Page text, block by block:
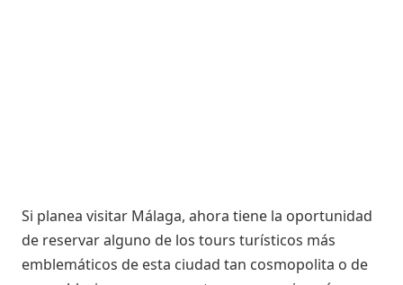
Si planea visitar Málaga, ahora tiene la oportunidad
de reservar alguno de los tours turísticos más
emblemáticos de esta ciudad tan cosmopolita o de